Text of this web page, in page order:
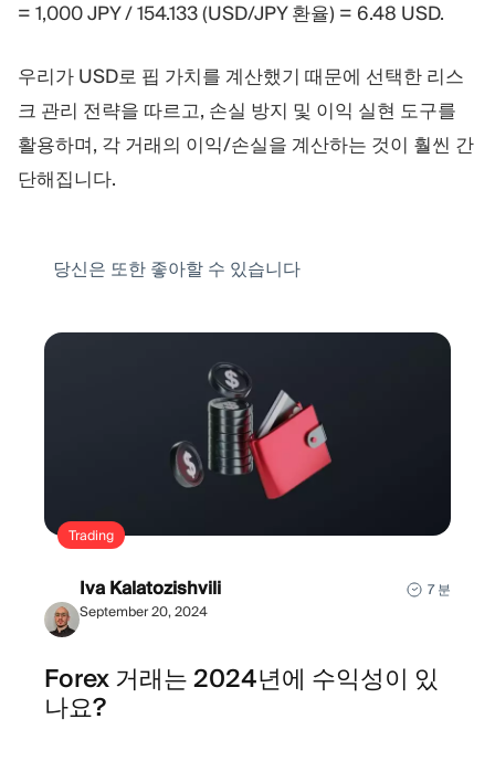
= 1,000 JPY / 154.133 (USD/JPY 환율) = 6.48 USD.
우리가 USD로 핍 가치를 계산했기 때문에 선택한 리스
크 관리 전략을 따르고, 손실 방지 및 이익 실현 도구를
활용하며, 각 거래의 이익/손실을 계산하는 것이 훨씬 간
단해집니다.
당신은 또한 좋아할 수 있습니다
Trading
Iva Kalatozishvili
September 20, 2024
7 분
Forex 거래는 2024년에 수익성이 있
나요?